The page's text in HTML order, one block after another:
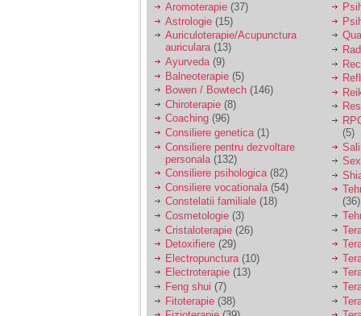
Sunt casatorita, am
31 de ani si un copil in
varsta de 2 ani care
mi-e lumina ochilor.
De ceva timp simt ca
mi s-a adunat
oboseala, o oboseala
cronica de care nu pot
scapa si simt ca din
cauza ei nu pot
controla nervii si
cateodata are copilul
de suferit.
Am o bariera peste
care nu pot trece:
prietena mea a ramas
insarcinata cu o fata.
Am fost de comun
acord sa facem un
copil, cu gandul ca e
baiat.
Aromoterapie (37)
Astrologie (15)
Auriculoterapie/Acupunctura
auriculara(13)
Ayurveda(9)
Balneoterapie (5)
Bowen / Bowtech (146)
Chiroterapie (8)
Coaching (96)
Consiliere genetica(1)
Consiliere pentru dezvoltare
personala (132)
Consiliere psihologica(82)
Consiliere vocationala (54)
Constelatii familiale (18)
Cosmetologie (3)
Cristaloterapie (26)
Detoxifiere (29)
Electropunctura (10)
Electroterapie (13)
Feng shui (7)
Fitoterapie (38)
(5)
(36)